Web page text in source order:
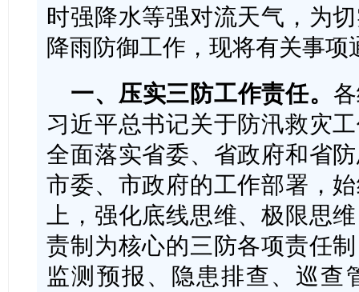
时强降水等强对流天气，为
降雨防御工作，现将有关事项
一、压实三防工作责任。
习近平总书记关于防汛救灾
全面落实省委、省政府和省
市委、市政府的工作部署，
上，强化底线思维、极限思
责制为核心的三防各项责任
监测预报、隐患排查、巡查